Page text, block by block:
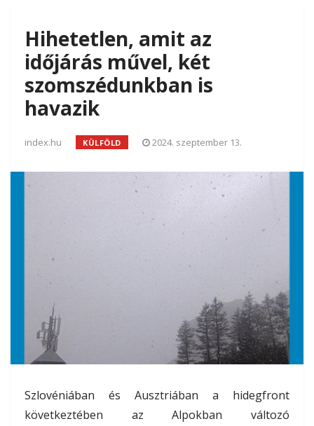
Hihetetlen, amit az
időjárás művel, két
szomszédunkban is
havazik
index.hu KÜLFÖLD 2024. szeptember 13.
Szlovéniában és Ausztriában a hidegfront
következtében az Alpokban változó